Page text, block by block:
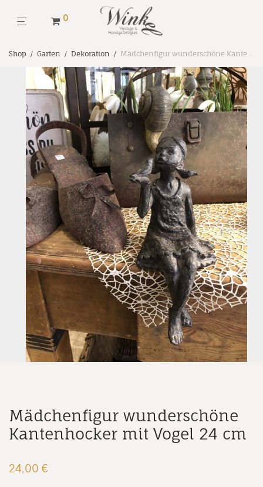
0
Shop / Garten / Dekoration / Mädchenfigur wunderschöne Kantenhocker mit Vogel 24 cm
Mädchenfigur wunderschöne
Kantenhocker mit Vogel 24 cm
24,00 €